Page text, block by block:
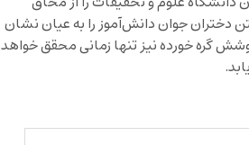
جوان دانش‌آموز را به عیان نشان
گره خورده نیز تنها زمانی محقق خواهد